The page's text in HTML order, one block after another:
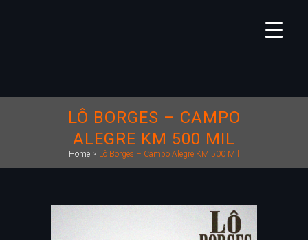
LÔ BORGES – CAMPO
ALEGRE KM 500 MIL
Home > Lô Borges – Campo Alegre KM 500 Mil